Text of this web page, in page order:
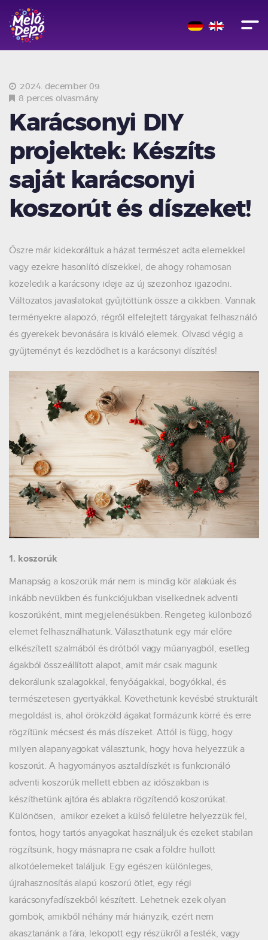
2024. december 09.
8 perces olvasmány
Karácsonyi DIY
projektek: Készíts
saját karácsonyi
koszorút és díszeket!
Őszre már kidekoráltuk a házat természet adta elemekkel
vagy ezekre hasonlító díszekkel, de ahogy rohamosan
közeledik a karácsony ideje az új szezonhoz igazodni.
Változatos javaslatokat gyűjtöttünk össze a cikkben. Vannak
terményekre alapozó, régről elfelejtett tárgyakat felhasználó
és gyerekek bevonására is kiváló elemek. Olvasd végig a
gyűjteményt és kezdődhet is a karácsonyi díszítés!
1. koszorúk
Manapság a koszorúk már nem is mindig kör alakúak és
inkább nevükben és funkciójukban viselkednek adventi
koszorúként, mint megjelenésükben. Rengeteg különböző
elemet felhasználhatunk. Választhatunk egy már előre
elkészített szalmából és drótból vagy műanyagból, esetleg
ágakból összeállított alapot, amit már csak magunk
dekorálunk szalagokkal, fenyőágakkal, bogyókkal, és
természetesen gyertyákkal. Követhetünk kevésbé strukturált
megoldást is, ahol örökzöld ágakat formázunk körré és erre
rögzítünk mécsest és más díszeket. Attól is függ, hogy
milyen alapanyagokat választunk, hogy hova helyezzük a
koszorút. A hagyományos asztaldíszkét is funkcionáló
adventi koszorúk mellett ebben az időszakban is
készíthetünk ajtóra és ablakra rögzítendő koszorúkat.
Különösen, amikor ezeket a külső felületre helyezzük fel,
fontos, hogy tartós anyagokat használjuk és ezeket stabilan
rögzítsünk, hogy másnapra ne csak a földre hullott
alkotóelemeket találjuk. Egy egészen különleges,
újrahasznosítás alapú koszorú ötlet, egy régi
karácsonyfadíszekből készített. Lehetnek ezek olyan
gömbök, amikből néhány már hiányzik, ezért nem
akasztanánk a fára, lekopott egy részükről a festék, vagy